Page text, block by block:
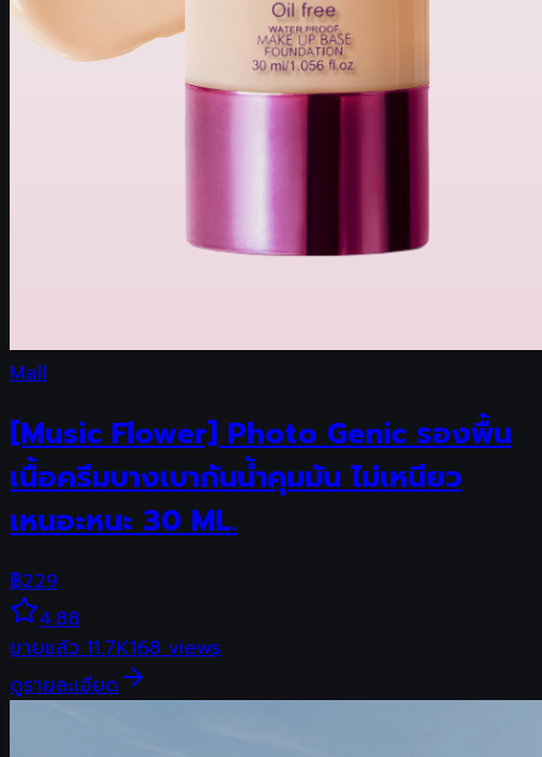
Mall
[Music Flower] Photo Genic รองพื้น
เนื้อครีมบางเบากันน้ำคุมมัน ไม่เหนียว
เหนอะหนะ 30 ML.
฿229
4.88
ขายแล้ว11.7K168views
ดูรายละเอียด